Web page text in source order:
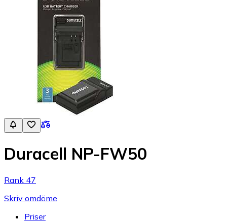
Duracell NP-FW50
Rank 47
Skriv omdöme
Priser